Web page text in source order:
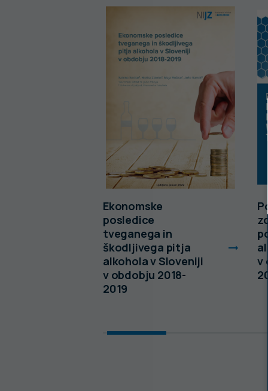
Ekonomske
posledice
tveganega in
škodljivega pitja
alkohola v Sloveniji
v obdobju 2018-
2019
v